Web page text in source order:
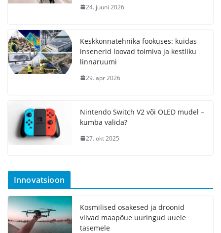
24. juuni 2026
Keskkonnatehnika fookuses: kuidas
insenerid loovad toimiva ja kestliku
linnaruumi
29. apr 2026
Nintendo Switch V2 või OLED mudel –
kumba valida?
27. okt 2025
Innovatsioon
Kosmilised osakesed ja droonid
viivad maapõue uuringud uuele
tasemele